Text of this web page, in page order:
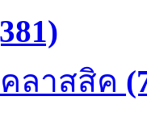
ลาสสิค